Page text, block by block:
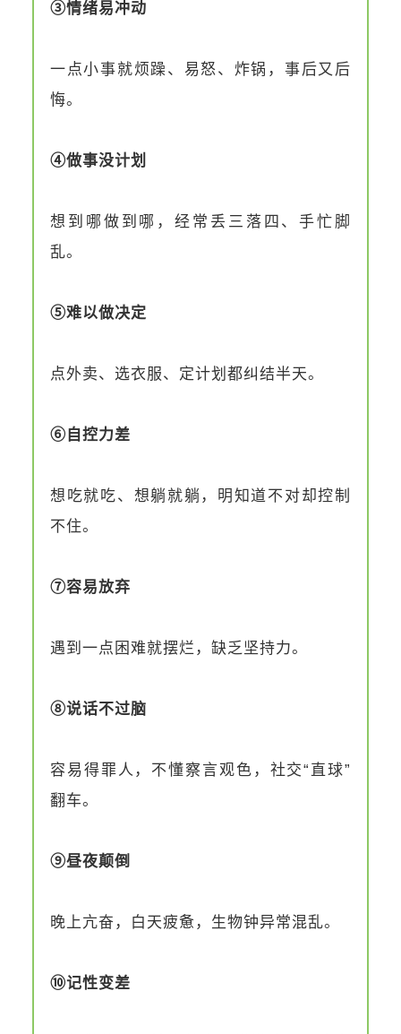
③情绪易冲动
一点小事就烦躁、易怒、炸锅，事后又后
悔。
④做事没计划
想到哪做到哪，经常丢三落四、手忙脚
乱。
⑤难以做决定
点外卖、选衣服、定计划都纠结半天。
⑥自控力差
想吃就吃、想躺就躺，明知道不对却控制
不住。
⑦容易放弃
遇到一点困难就摆烂，缺乏坚持力。
⑧说话不过脑
容易得罪人，不懂察言观色，社交“直球”
翻车。
⑨昼夜颠倒
晚上亢奋，白天疲惫，生物钟异常混乱。
⑩记性变差